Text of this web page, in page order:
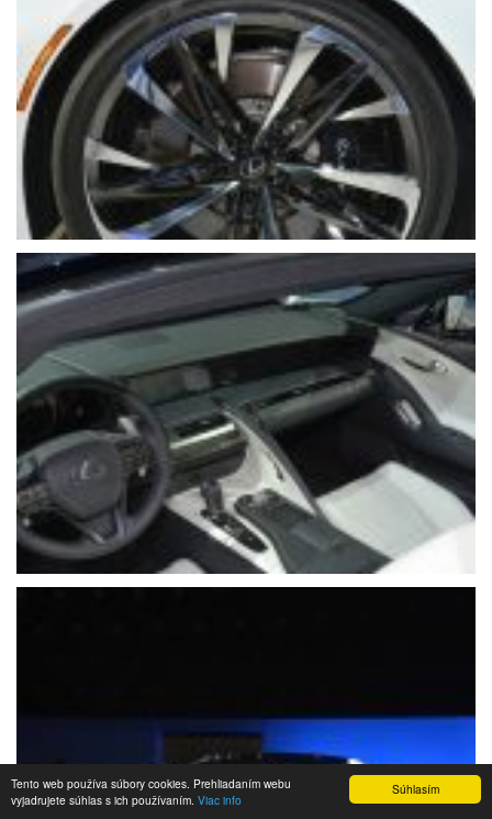
Súhlasím
Tento web používa súbory cookies. Prehliadaním webu
vyjadrujete súhlas s ich používaním. Viac info